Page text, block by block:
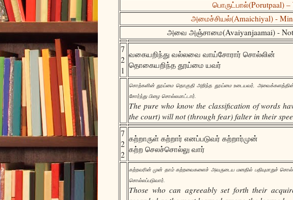
பொருட்பால்(Porutpaal) –
அமைச்சியல்(Amaichiyal) -
அவை அஞ்சாமை(Avaiyanjaamai) - Not
7
2
1
வகையறிந்து வல்லவை வாய்சோரார் சொல்லின்
தொகையறிந்த தூய்மை யவர்
சொற்களின் தூய்மை தொகுதி அறிந்த தூய்மை உடையவர்,
சோர்ந்து பிழை சொல்லமாட்டார்.
The pure who know the classification of words
the court) will not (through fear) falter in their
7
2
2
கற்றாருள் கற்றார் எனப்படுவர் கற்றார்முன்
கற்ற செலச்சொல்லு வார்
கற்றவரின் முன் தாம் கற்றவைகளைச் அவருடைய மனதில் பதியுமாறுச்
சொல்லப்படுவார்.
Those who can agreeably set forth their